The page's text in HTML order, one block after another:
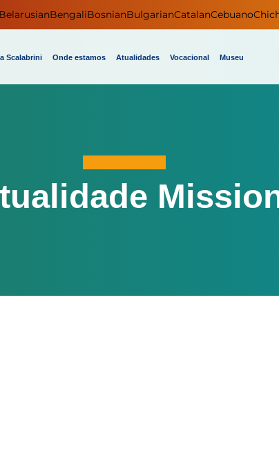
BelarusianBengaliBosnianBulgarianCatalanCebuano
Scalabrini Onde estamos Atualidades Vocacional Museu